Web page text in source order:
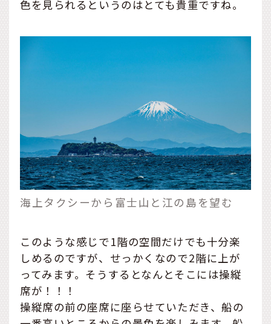
色を見られるというのはとても貴重ですね。
海上タクシーから富士山と江の島を望む
このような感じで1階の空間だけでも十分楽
しめるのですが、せっかくなので2階に上が
ってみます。そうするとなんとそこには操縦
席が！！！
操縦席の前の座席に座らせていただき、船の